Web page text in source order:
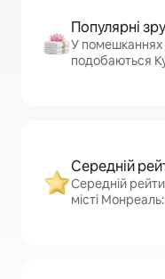
Популярні
У помешканнях
подобаються
Середній
Середній
місті